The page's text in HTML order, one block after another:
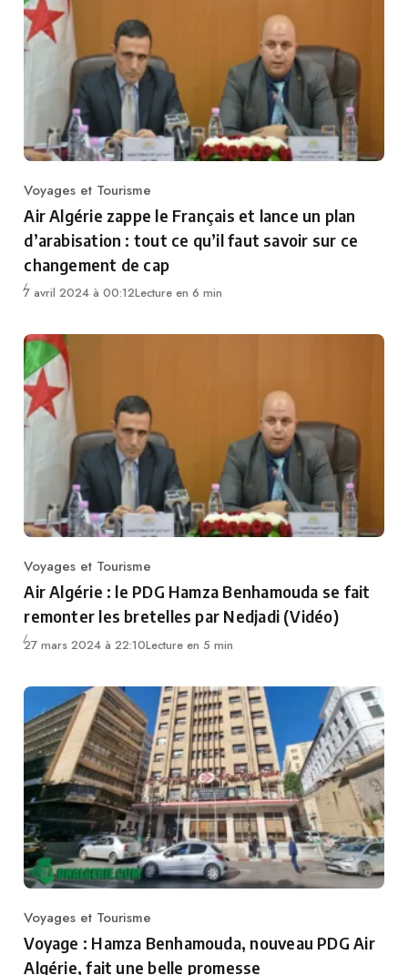
Category
Voyages et Tourisme
Air Algérie zappe le Français et lance un plan
d’arabisation : tout ce qu’il faut savoir sur ce
changement de cap
7 avril 2024 à 00:12Lecture en 6 min
Category
Voyages et Tourisme
Air Algérie : le PDG Hamza Benhamouda se fait
remonter les bretelles par Nedjadi (Vidéo)
27 mars 2024 à 22:10Lecture en 5 min
Category
Voyages et Tourisme
Voyage : Hamza Benhamouda, nouveau PDG Air
Algérie, fait une belle promesse